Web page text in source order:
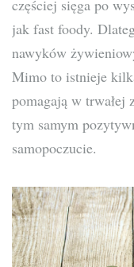
częściej sięga po
jak fast foody.
nawyków
Mimo to istnieje
pomagają w
tym samym
samopoczucie.